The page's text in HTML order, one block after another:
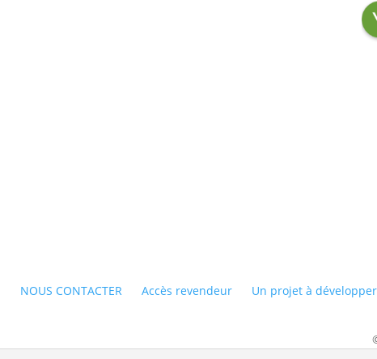
NOUS CONTACTER Accès revendeur
Un projet à